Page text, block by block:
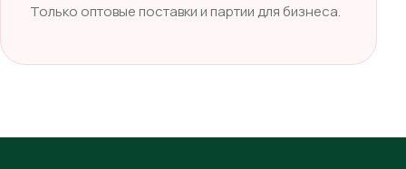
Только оптовые поставки и партии для бизнеса.